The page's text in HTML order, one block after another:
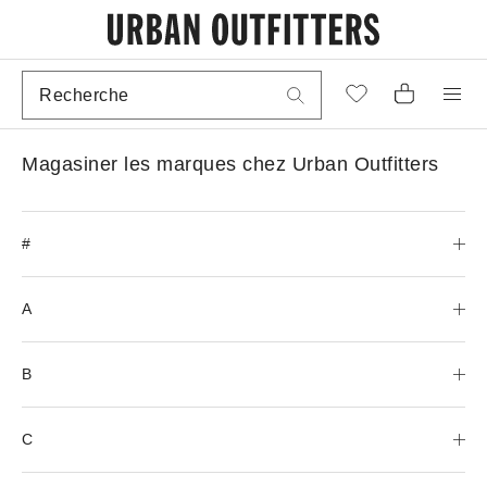
Magasiner les marques chez Urban Outfitters
#
A
B
C